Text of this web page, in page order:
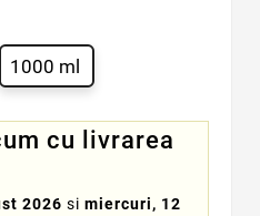
1000 ml
cu livrarea
2026 si miercuri, 12